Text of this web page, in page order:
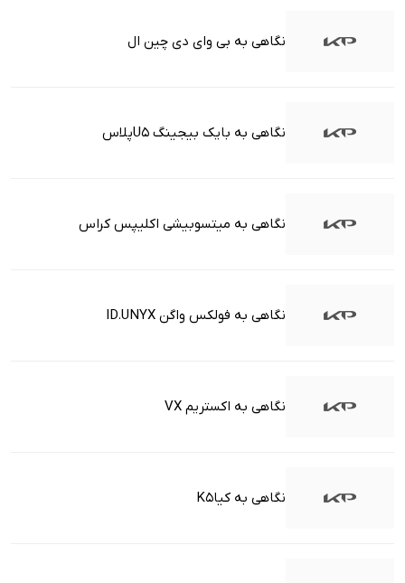
نگاهی به بی وای دی چین ال
نگاهی به بایک بیجینگ U5پلاس
نگاهی به میتسوبیشی اکلیپس کراس
نگاهی به فولکس واگن ID.UNYX
نگاهی به اکستریم VX
نگاهی به کیاK5